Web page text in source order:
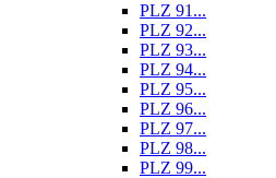
PLZ 91...
PLZ 92...
PLZ 93...
PLZ 94...
PLZ 95...
PLZ 96...
PLZ 97...
PLZ 98...
PLZ 99...